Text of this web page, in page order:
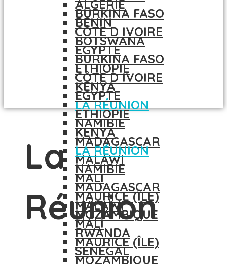
BURKINA FASO
CÔTE D IVOIRE
EGYPTE
ETHIOPIE
KENYA
LA RÉUNION
NAMIBIE
MADAGASCAR
MALAWI
MALI
MAURICE (ÎLE)
MOZAMBIQUE
RWANDA
SÉNÉGAL
ALGÉRIE
BÉNIN
BOTSWANA
BURKINA FASO
CÔTE D IVOIRE
EGYPTE
ETHIOPIE
KENYA
LA RÉUNION
NAMIBIE
MADAGASCAR
MALAWI
MALI
MAURICE (ÎLE)
MOZAMBIQUE
La
Réunion